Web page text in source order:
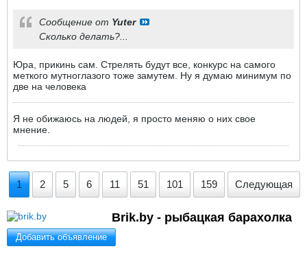
Сообщение от Yuter
Сколько делать?...
Юра, прикинь сам. Стрелять будут все, конкурс на самого
меткого мутноглазого тоже замутем. Ну я думаю минимум по
две на человека
Я не обижаюсь на людей, я просто меняю о них свое
мнение.
1 2 5 6 11 51 101 159 Следующая
Brik.by - рыбацкая барахолка
Добавить объявление